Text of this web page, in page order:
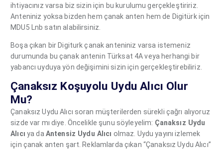
ihtiyacınız varsa biz sizin için bu kurulumu gerçekleştiririz.
Anteniniz yoksa bizden hem çanak anten hem de Digitürk için
MDU5 Lnb satın alabilirsiniz.
Boşa çıkan bir Digiturk çanak anteniniz varsa istemeniz
durumunda bu çanak antenin Türksat 4A veya herhangi bir
yabancı uyduya yön değişimini sizin için gerçekleştirebiliriz.
Çanaksız Koşuyolu Uydu Alıcı Olur
Mu?
Çanaksız Uydu Alıcı soran müşterilerden sürekli çağrı alıyoruz
sizde var mı diye. Öncelikle şunu söyleyelim: Çanaksız Uydu
Alıcı ya da Antensiz Uydu Alıcı olmaz. Uydu yayını izlemek
için çanak anten şart. Reklamlarda çıkan “Çanaksız Uydu Alıcı”